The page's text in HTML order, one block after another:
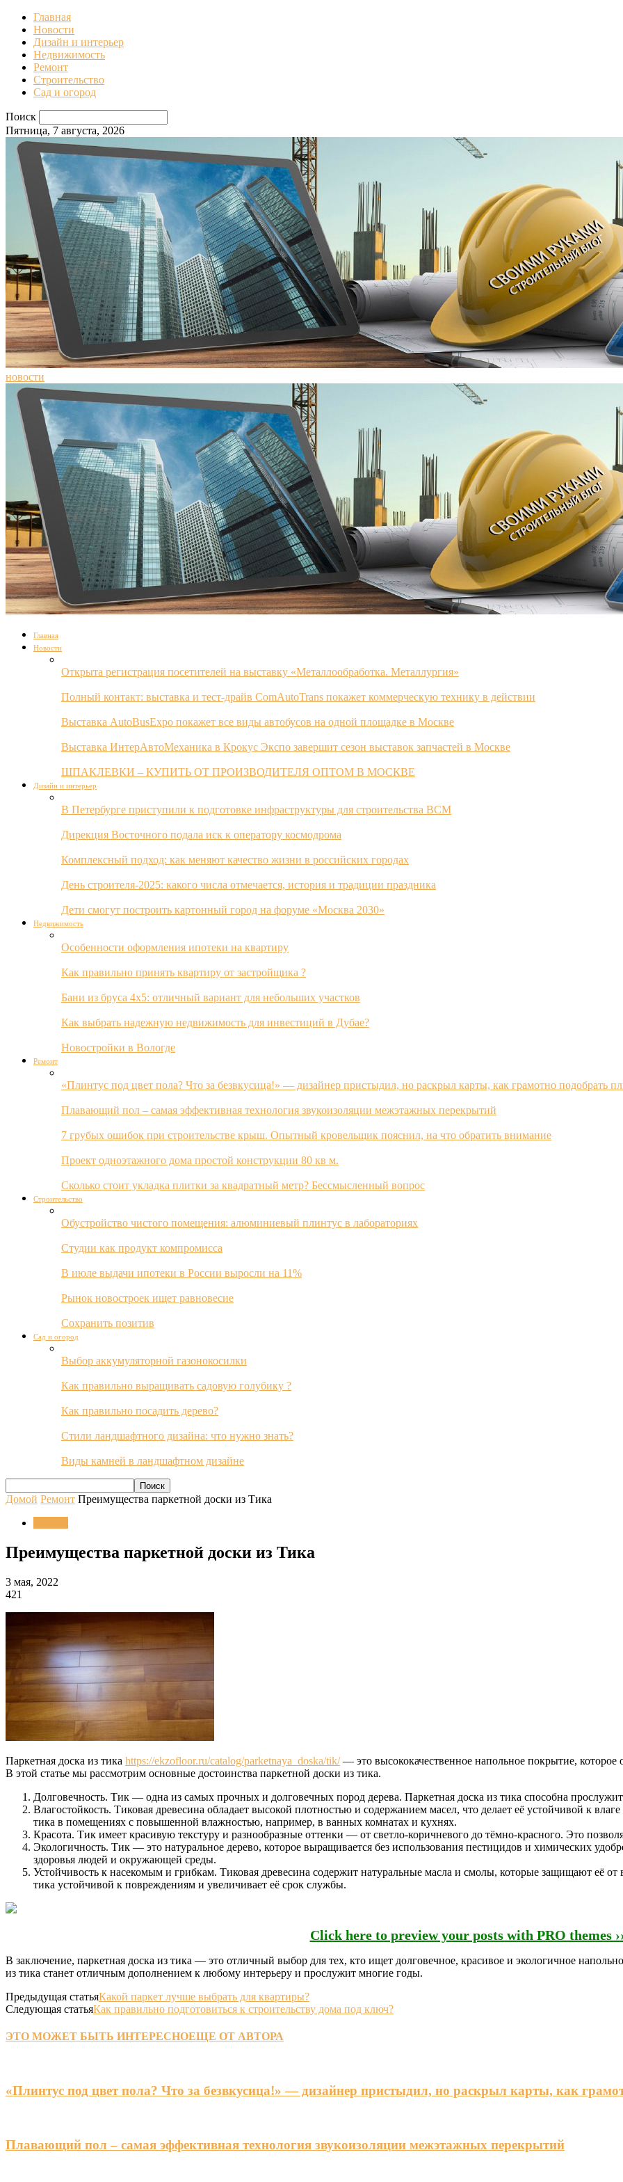
Главная
Новости
Дизайн и интерьер
Недвижимость
Ремонт
Строительство
Сад и огород
Поиск
Пятница, 7 августа, 2026
новости
Главная
Новости
Открыта регистрация посетителей на выставку «Металлообработка. Металлургия»
Полный контакт: выставка и тест-драйв ComAutoTrans покажет коммерческую технику в действии
Выставка AutoBusExpo покажет все виды автобусов на одной площадке в Москве
Выставка ИнтерАвтоМеханика в Крокус Экспо завершит сезон выставок запчастей в Москве
ШПАКЛЕВКИ – КУПИТЬ ОТ ПРОИЗВОДИТЕЛЯ ОПТОМ В МОСКВЕ
Дизайн и интерьер
В Петербурге приступили к подготовке инфраструктуры для строительства ВСМ
Дирекция Восточного подала иск к оператору космодрома
Комплексный подход: как меняют качество жизни в российских городах
День строителя-2025: какого числа отмечается, история и традиции праздника
Дети смогут построить картонный город на форуме «Москва 2030»
Недвижимость
Особенности оформления ипотеки на квартиру
Как правильно принять квартиру от застройщика ?
Бани из бруса 4х5: отличный вариант для небольших участков
Как выбрать надежную недвижимость для инвестиций в Дубае?
Новостройки в Вологде
Ремонт
«Плинтус под цвет пола? Что за безвкусица!» — дизайнер пристыдил, но раскрыл карты, как грамотно подобрать
Плавающий пол – самая эффективная технология звукоизоляции межэтажных перекрытий
7 грубых ошибок при строительстве крыш. Опытный кровельщик пояснил, на что обратить внимание
Проект одноэтажного дома простой конструкции 80 кв м.
Сколько стоит укладка плитки за квадратный метр? Бессмысленный вопрос
Строительство
Обустройство чистого помещения: алюминиевый плинтус в лабораториях
Студии как продукт компромисса
В июле выдачи ипотеки в России выросли на 11%
Рынок новостроек ищет равновесие
Сохранить позитив
Сад и огород
Выбор аккумуляторной газонокосилки
Как правильно выращивать садовую голубику ?
Как правильно посадить дерево?
Стили ландшафтного дизайна: что нужно знать?
Виды камней в ландшафтном дизайне
Домой Ремонт Преимущества паркетной доски из Тика
Преимущества паркетной доски из Тика
3 мая, 2022
421
Паркетная доска из тика https://ekzofloor.ru/catalog/parketnaya_doska/tik/— это высококачественное напольное покрытие,
В этой статье мы рассмотрим основные достоинства паркетной доски из тика.
Долговечность. Тик — одна из самых прочных и долговечных пород дерева. Паркетная доска из тика способна
Влагостойкость. Тиковая древесина обладает высокой плотностью и содержанием масел, что делает её устойчивой к
тика в помещениях с повышенной влажностью, например, в ванных комнатах и кухнях.
Красота. Тик имеет красивую текстуру и разнообразные оттенки — от светло-коричневого до тёмно-красного. Это
Экологичность. Тик — это натуральное дерево, которое выращивается без использования пестицидов и химических
здоровья людей и окружающей среды.
Устойчивость к насекомым и грибкам. Тиковая древесина содержит натуральные масла и смолы, которые защищают её
тика устойчивой к повреждениям и увеличивает её срок службы.
Click here to preview your posts with PRO themes
В заключение, паркетная доска из тика — это отличный выбор для тех, кто ищет долговечное, красивое и экологичное
из тика станет отличным дополнением к любому интерьеру и прослужит многие годы.
Предыдущая статьяКакой паркет лучше выбрать для квартиры?
Следующая статьяКак правильно подготовиться к строительству дома под ключ?
ЭТО МОЖЕТ БЫТЬ ИНТЕРЕСНОЕЩЕ ОТ АВТОРА
«Плинтус под цвет пола? Что за безвкусица!» — дизайнер пристыдил, но раскрыл карты, как
Плавающий пол – самая эффективная технология звукоизоляции межэтажных перекрытий